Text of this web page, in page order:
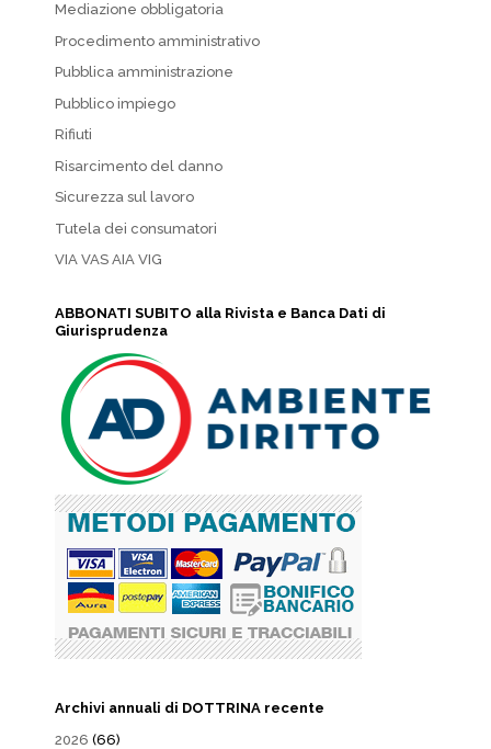
Mediazione obbligatoria
Procedimento amministrativo
Pubblica amministrazione
Pubblico impiego
Rifiuti
Risarcimento del danno
Sicurezza sul lavoro
Tutela dei consumatori
VIA VAS AIA VIG
ABBONATI SUBITO alla Rivista e Banca Dati di
Giurisprudenza
Archivi annuali di DOTTRINA recente
2026 (66)